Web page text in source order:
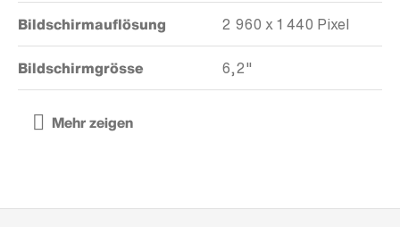
Bildschirmauflösung 2 960 x 1 440 Pixel
Bildschirmgrösse 6,2"